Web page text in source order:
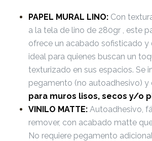
PAPEL MURAL LINO: Con
a la tela de lino de 280gr , este
ofrece un acabado sofisticado y
ideal para quienes buscan un
texturizado en sus espacios. Se
pegamento (no autoadhesivo) y
para muros lisos, secos y/o
VINILO MATTE: Autoadhesivo,
remover, con acabado matte
No requiere pegamento